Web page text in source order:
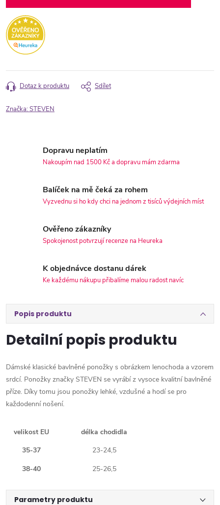
Dotaz k produktu Sdílet
Značka:STEVEN
Dopravu neplatím
Nakoupím nad 1500 Kč a dopravu mám zdarma
Balíček na mě čeká za rohem
Vyzvednu si ho kdy chci na jednom z tisíců výdejních míst
Ověřeno zákazníky
Spokojenost potvrzují recenze na Heureka
K objednávce dostanu dárek
Ke každému nákupu přibalíme malou radost navíc
Popis produktu
Detailní popis produktu
Dámské klasické bavlněné ponožky s obrázkem lenochoda a vzorem
srdcí. Ponožky značky STEVEN se vyrábí z vysoce kvalitní bavlněné
příze. Díky tomu jsou ponožky lehké, vzdušné a hodí se pro
každodenní nošení.
velikost EU
délka chodidla
35-37
23-24,5
38-40
25-26,5
Parametry produktu